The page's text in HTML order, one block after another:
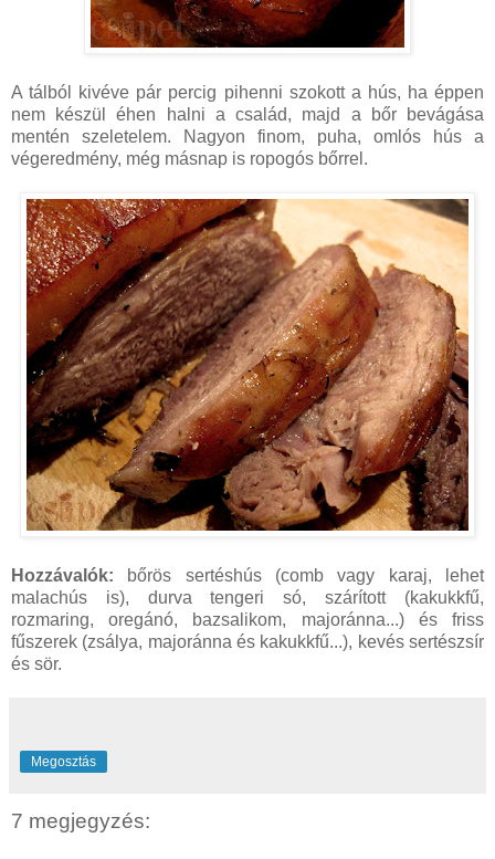
A tálból kivéve pár percig pihenni szokott a hús, ha éppen
nem készül éhen halni a család, majd a bőr bevágása
mentén szeletelem. Nagyon finom, puha, omlós hús a
végeredmény, még másnap is ropogós bőrrel.
Hozzávalók: bőrös sertéshús (comb vagy karaj, lehet
malachús is), durva tengeri só, szárított (kakukkfű,
rozmaring, oregánó, bazsalikom, majoránna...) és friss
fűszerek (zsálya, majoránna és kakukkfű...), kevés sertészsír
és sör.
Megosztás
7 megjegyzés: